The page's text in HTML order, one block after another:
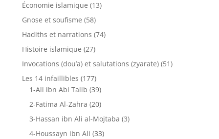
Économie islamique (13)
Gnose et soufisme (58)
Hadiths et narrations (74)
Histoire islamique (27)
Invocations (dou’a) et salutations (zyarate) (51)
Les 14 infaillibles (177)
1-Ali ibn Abi Talib (39)
2-Fatima Al-Zahra (20)
3-Hassan ibn Ali al-Mojtaba (3)
4-Houssayn ibn Ali (33)